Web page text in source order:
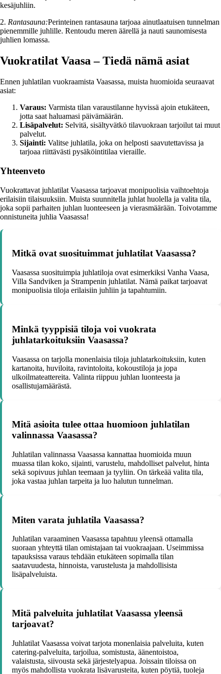
kesäjuhliin.
2. Rantasauna:Perinteinen rantasauna tarjoaa ainutlaatuisen tunnelman
pienemmille juhlille. Rentoudu meren äärellä ja nauti saunomisesta
juhlien lomassa.
Vuokratilat Vaasa – Tiedä nämä asiat
Ennen juhlatilan vuokraamista Vaasassa, muista huomioida seuraavat
asiat:
Varaus: Varmista tilan varaustilanne hyvissä ajoin etukäteen,
jotta saat haluamasi päivämäärän.
Lisäpalvelut: Selvitä, sisältyvätkö tilavuokraan tarjoilut tai muut
palvelut.
Sijainti: Valitse juhlatila, joka on helposti saavutettavissa ja
tarjoaa riittävästi pysäköintitilaa vieraille.
Yhteenveto
Vuokrattavat juhlatilat Vaasassa tarjoavat monipuolisia vaihtoehtoja
erilaisiin tilaisuuksiin. Muista suunnitella juhlat huolella ja valita tila,
joka sopii parhaiten juhlan luonteeseen ja vierasmäärään. Toivotamme
onnistuneita juhlia Vaasassa!
Mitkä ovat suosituimmat juhlatilat Vaasassa?
Vaasassa suosituimpia juhlatiloja ovat esimerkiksi Vanha Vaasa,
Villa Sandviken ja Strampenin juhlatilat. Nämä paikat tarjoavat
monipuolisia tiloja erilaisiin juhliin ja tapahtumiin.
Minkä tyyppisiä tiloja voi vuokrata
juhlatarkoituksiin Vaasassa?
Vaasassa on tarjolla monenlaisia tiloja juhlatarkoituksiin, kuten
kartanoita, huviloita, ravintoloita, kokoustiloja ja jopa
ulkoilmateattereita. Valinta riippuu juhlan luonteesta ja
osallistujamäärästä.
Mitä asioita tulee ottaa huomioon juhlatilan
valinnassa Vaasassa?
Juhlatilan valinnassa Vaasassa kannattaa huomioida muun
muassa tilan koko, sijainti, varustelu, mahdolliset palvelut, hinta
sekä sopivuus juhlan teemaan ja tyyliin. On tärkeää valita tila,
joka vastaa juhlan tarpeita ja luo halutun tunnelman.
Miten varata juhlatila Vaasassa?
Juhlatilan varaaminen Vaasassa tapahtuu yleensä ottamalla
suoraan yhteyttä tilan omistajaan tai vuokraajaan. Useimmissa
tapauksissa varaus tehdään etukäteen sopimalla tilan
saatavuudesta, hinnoista, varustelusta ja mahdollisista
lisäpalveluista.
Mitä palveluita juhlatilat Vaasassa yleensä
tarjoavat?
Juhlatilat Vaasassa voivat tarjota monenlaisia palveluita, kuten
catering-palveluita, tarjoilua, somistusta, äänentoistoa,
valaistusta, siivousta sekä järjestelyapua. Joissain tiloissa on
myös mahdollista vuokrata lisävarusteita, kuten pöytiä, tuoleja